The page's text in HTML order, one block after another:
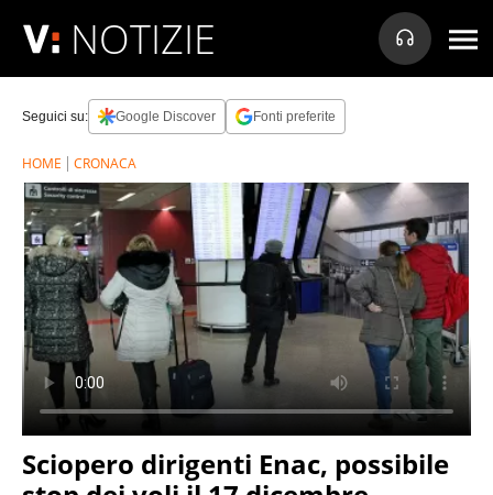
NOTIZIE
Seguici su: Google Discover Fonti preferite
HOME CRONACA
Sciopero dirigenti Enac, possibile